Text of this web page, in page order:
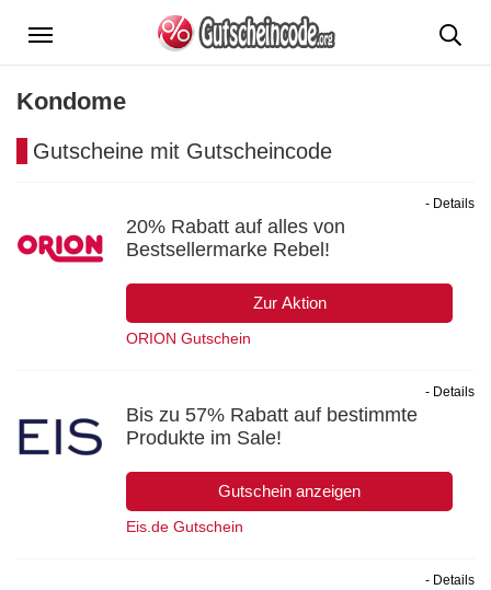
Menü
Kondome
Gutscheine mit Gutscheincode
20% Rabatt auf alles von
Bestsellermarke Rebel!
Zur Aktion
- Details
ORION Gutschein
Bis zu 57% Rabatt auf bestimmte
Produkte im Sale!
Gutschein anzeigen
- Details
Eis.de Gutschein
- Details